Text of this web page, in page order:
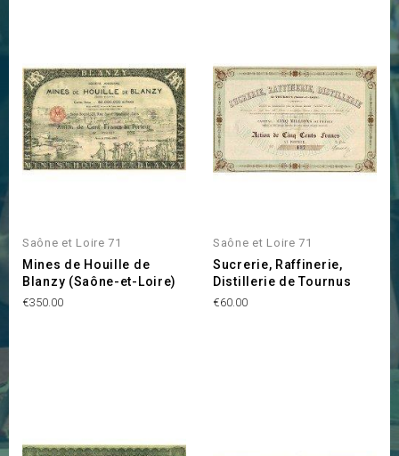
Saône et Loire 71
Mines de Houille de
Blanzy (Saône-et-Loire)
Price
€350.00
Saône et Loire 71
Sucrerie, Raffinerie,
Distillerie de Tournus
Price
€60.00